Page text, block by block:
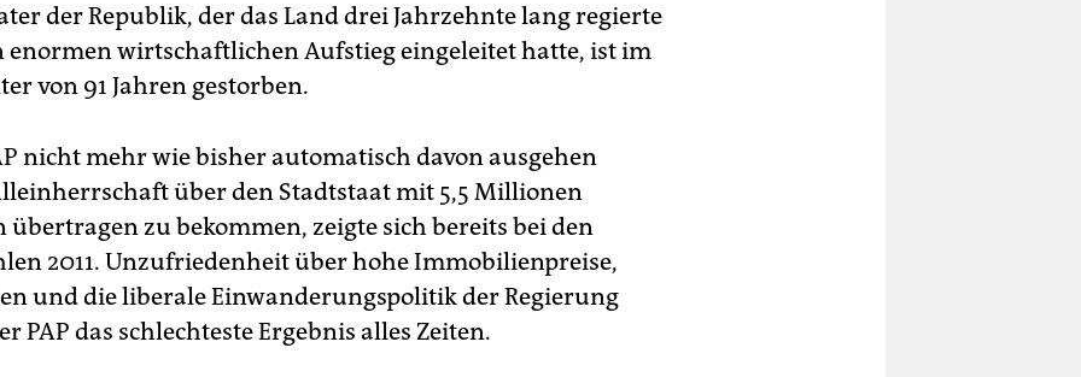
der Republik, der das Land drei Jahrzehnte lang regierte
enormen wirtschaftlichen Aufstieg eingeleitet hatte, ist im
von 91 Jahren gestorben.
nicht mehr wie bisher automatisch davon ausgehen
über den Stadtstaat mit 5,5 Millionen
übertragen zu bekommen, zeigte sich bereits bei den
2011. Unzufriedenheit über hohe Immobilienpreise,
und die liberale Einwanderungspolitik der Regierung
PAP das schlechteste Ergebnis alles Zeiten.